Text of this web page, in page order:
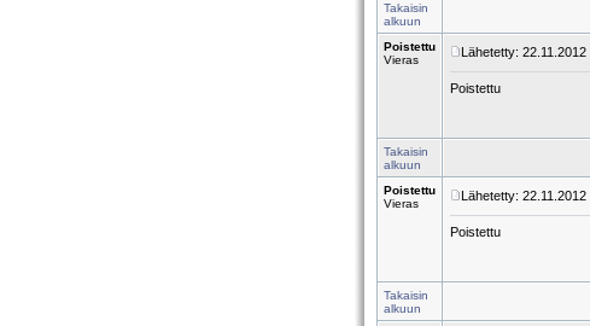
Takaisin
alkuun
Poistettu
Vieras
Lähetetty: 22.11.2012
Poistettu
Takaisin
alkuun
Poistettu
Vieras
Lähetetty: 22.11.2012
Poistettu
Takaisin
alkuun